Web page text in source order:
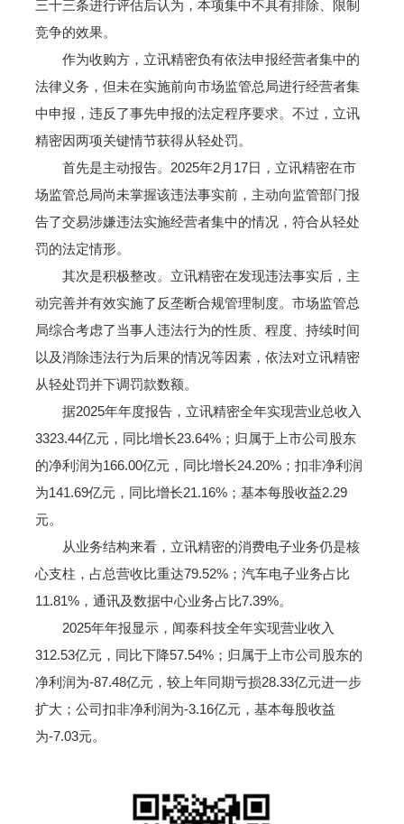
三十三条进行评估后认为，本项集中不具有排除、限制
竞争的效果。
作为收购方，立讯精密负有依法申报经营者集中的
法律义务，但未在实施前向市场监管总局进行经营者集
中申报，违反了事先申报的法定程序要求。不过，立讯
精密因两项关键情节获得从轻处罚。
首先是主动报告。2025年2月17日，立讯精密在市
场监管总局尚未掌握该违法事实前，主动向监管部门报
告了交易涉嫌违法实施经营者集中的情况，符合从轻处
罚的法定情形。
其次是积极整改。立讯精密在发现违法事实后，主
动完善并有效实施了反垄断合规管理制度。市场监管总
局综合考虑了当事人违法行为的性质、程度、持续时间
以及消除违法行为后果的情况等因素，依法对立讯精密
从轻处罚并下调罚款数额。
据2025年年度报告，立讯精密全年实现营业总收入
3323.44亿元，同比增长23.64%；归属于上市公司股东
的净利润为166.00亿元，同比增长24.20%；扣非净利润
为141.69亿元，同比增长21.16%；基本每股收益2.29
元。
从业务结构来看，立讯精密的消费电子业务仍是核
心支柱，占总营收比重达79.52%；汽车电子业务占比
11.81%，通讯及数据中心业务占比7.39%。
2025年年报显示，闻泰科技全年实现营业收入
312.53亿元，同比下降57.54%；归属于上市公司股东的
净利润为-87.48亿元，较上年同期亏损28.33亿元进一步
扩大；公司扣非净利润为-3.16亿元，基本每股收益
为-7.03元。